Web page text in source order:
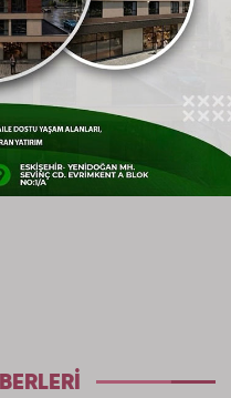
ve Yeni İş
üstlendi.
ise Sakarya
şirketinin CEO’luk